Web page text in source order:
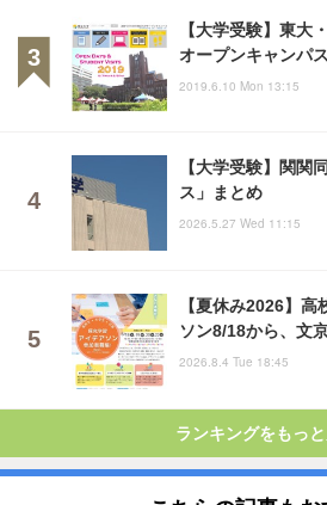
【大学受験】東大
オープンキャンパ
2019.6.10 Mon 13:15
【大学受験】関関
ス」まとめ
2026.5.27 Wed 11:15
【夏休み2026】
ソン8/18から、文
2026.8.4 Tue 18:45
ランキングをもっ